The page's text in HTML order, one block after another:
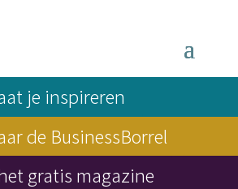
je inspireren
de BusinessBorrel
gratis magazine